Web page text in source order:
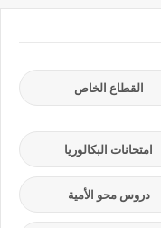
القطاع الخاص
امتحانات البكالوريا
دروس محو الأمية